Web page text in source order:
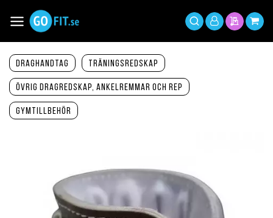
innehållet
Växla
Nav
Sök
Mitt
Min Min
Draghandtag Träningsredskap
Övrig dragredskap, ankelremmar och rep
Gymtillbehör